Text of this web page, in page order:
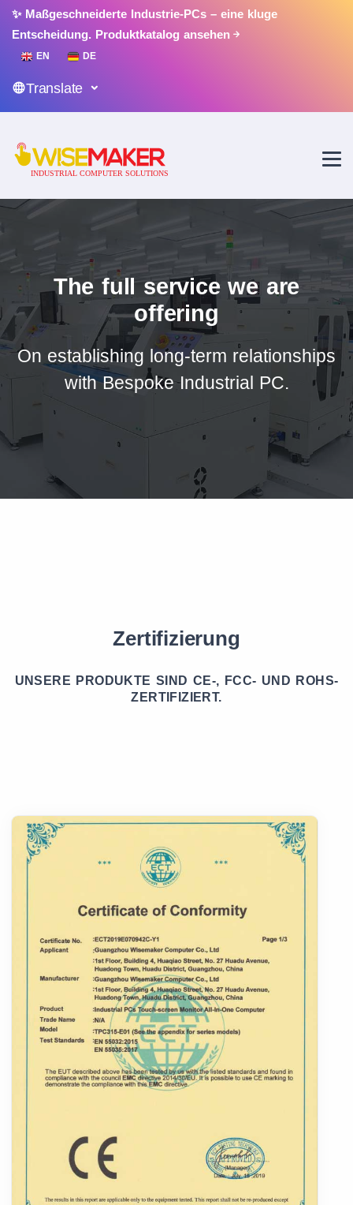
✨ Maßgeschneiderte Industrie-PCs – eine kluge
Entscheidung. Produktkatalog ansehen
EN DE
Translate
The full service we are
offering
On establishing long-term relationships
with Bespoke Industrial PC.
Zertifizierung
UNSERE PRODUKTE SIND CE-, FCC- UND ROHS-
ZERTIFIZIERT.